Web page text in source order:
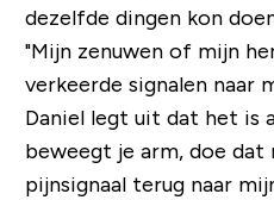
dezelfde dingen kon
"Mijn zenuwen of mijn
verkeerde signalen naar
Daniel legt uit dat het is
beweegt je arm, doe
pijnsignaal terug naar